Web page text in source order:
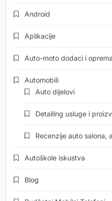
Android
Aplikacije
Auto-moto dodaci i oprema
Automobili
Auto dijelovi
Detailing usluge i
Recenzije auto
Autoškole iskustva
Blog